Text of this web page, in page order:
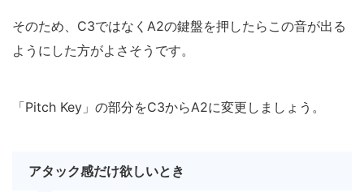
そのため、C3ではなくA2の鍵盤を押したらこの音が出る
ようにした方がよさそうです。
「Pitch Key」の部分をC3からA2に変更しましょう。
アタック感だけ欲しいとき